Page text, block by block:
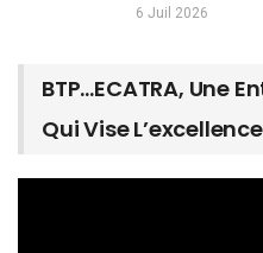
6 Juil 2026
BTP…ECATRA, Une
Qui Vise L’excellence